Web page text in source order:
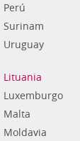
Perú
Surinam
Uruguay
Lituania
Luxemburgo
Malta
Moldavia